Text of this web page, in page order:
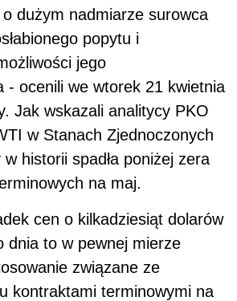
o dużym nadmiarze surowca
popytu i
jego
- ocenili we wtorek 21 kwietnia
Jak wskazali analitycy PKO
w Stanach Zjednoczonych
historii spadła poniżej zera
na maj.
cen o kilkadziesiąt dolarów
dnia to w pewnej mierze
związane ze
kontraktami terminowymi na